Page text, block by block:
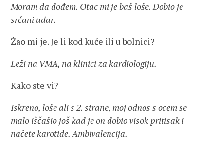
Moram da dođem. Otac mi je baš loše. Dobio je
srčani udar.
Žao mi je. Je li kod kuće ili u bolnici?
Leži na VMA, na klinici za kardiologiju.
Kako ste vi?
Iskreno, loše ali s 2. strane, moj odnos s ocem se
malo iščašio još kad je on dobio visok pritisak i
načete karotide. Ambivalencija.